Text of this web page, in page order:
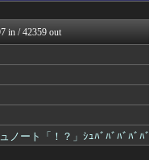
ニューススレッド
ばForYou
め速報
速報
る速報！
ツ・声優 | ラブ...
ばForYou
in / 42359 out
ノート「！？」ｼｭﾊﾞﾊﾞﾊﾞﾊﾞﾊﾞ